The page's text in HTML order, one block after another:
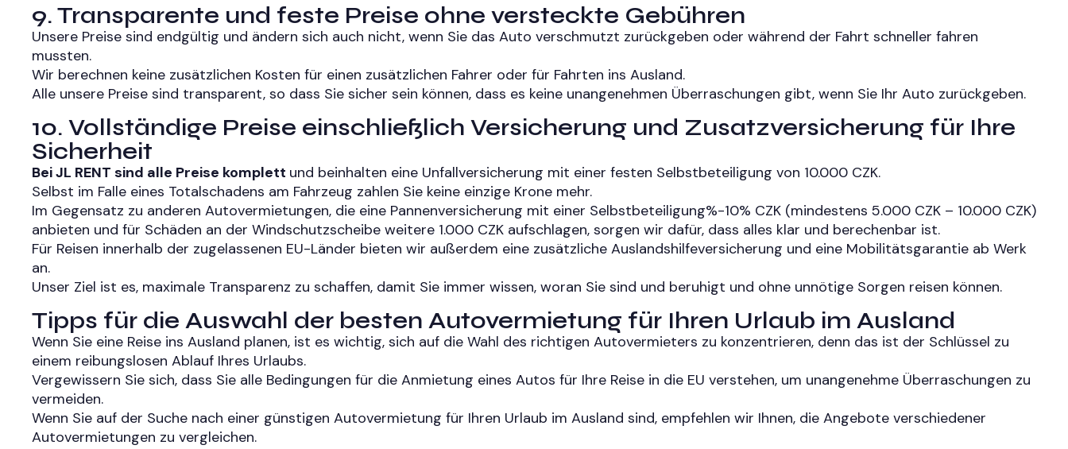
9. Transparente und feste Preise ohne versteckte Gebühren
Unsere Preise sind endgültig und ändern sich auch nicht, wenn Sie das Auto verschmutzt zurückgeben oder während der Fahrt schneller fahren
mussten.
Wir berechnen keine zusätzlichen Kosten für einen zusätzlichen Fahrer oder für Fahrten ins Ausland.
Alle unsere Preise sind transparent, so dass Sie sicher sein können, dass es keine unangenehmen Überraschungen gibt, wenn Sie Ihr Auto zurückgeben.
10. Vollständige Preise einschließlich Versicherung und Zusatzversicherung für Ihre
Sicherheit
Bei JL RENT sind alle Preise komplett und beinhalten eine Unfallversicherung mit einer festen Selbstbeteiligung von 10.000 CZK.
Selbst im Falle eines Totalschadens am Fahrzeug zahlen Sie keine einzige Krone mehr.
Im Gegensatz zu anderen Autovermietungen, die eine Pannenversicherung mit einer Selbstbeteiligung%-10% CZK (mindestens 5.000 CZK – 10.000 CZK)
anbieten und für Schäden an der Windschutzscheibe weitere 1.000 CZK aufschlagen, sorgen wir dafür, dass alles klar und berechenbar ist.
Für Reisen innerhalb der zugelassenen EU-Länder bieten wir außerdem eine zusätzliche Auslandshilfeversicherung und eine Mobilitätsgarantie ab Werk
an.
Unser Ziel ist es, maximale Transparenz zu schaffen, damit Sie immer wissen, woran Sie sind und beruhigt und ohne unnötige Sorgen reisen können.
Tipps für die Auswahl der besten Autovermietung für Ihren Urlaub im Ausland
Wenn Sie eine Reise ins Ausland planen, ist es wichtig, sich auf die Wahl des richtigen Autovermieters zu konzentrieren, denn das ist der Schlüssel zu
einem reibungslosen Ablauf Ihres Urlaubs.
Vergewissern Sie sich, dass Sie alle Bedingungen für die Anmietung eines Autos für Ihre Reise in die EU verstehen, um unangenehme Überraschungen zu
vermeiden.
Wenn Sie auf der Suche nach einer günstigen Autovermietung für Ihren Urlaub im Ausland sind, empfehlen wir Ihnen, die Angebote verschiedener
Autovermietungen zu vergleichen.